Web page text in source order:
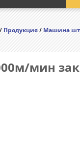
/Продукция/Машина
мин